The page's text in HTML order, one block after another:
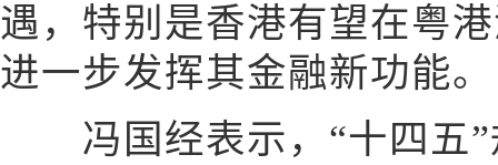
遇，特别是香港有望在粤
进一步发挥其金融新功能。
冯国经表示，“十四五”